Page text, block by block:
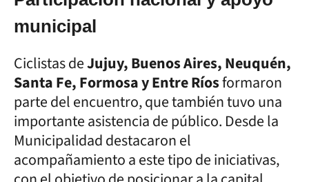
municipal
Ciclistas deJujuy, Buenos Aires, Neuquén,
Santa Fe, Formosa y Entre Ríosformaron
parte del encuentro, que también tuvo una
importante asistencia de público. Desde la
Municipalidad destacaron el
acompañamiento a este tipo de iniciativas,